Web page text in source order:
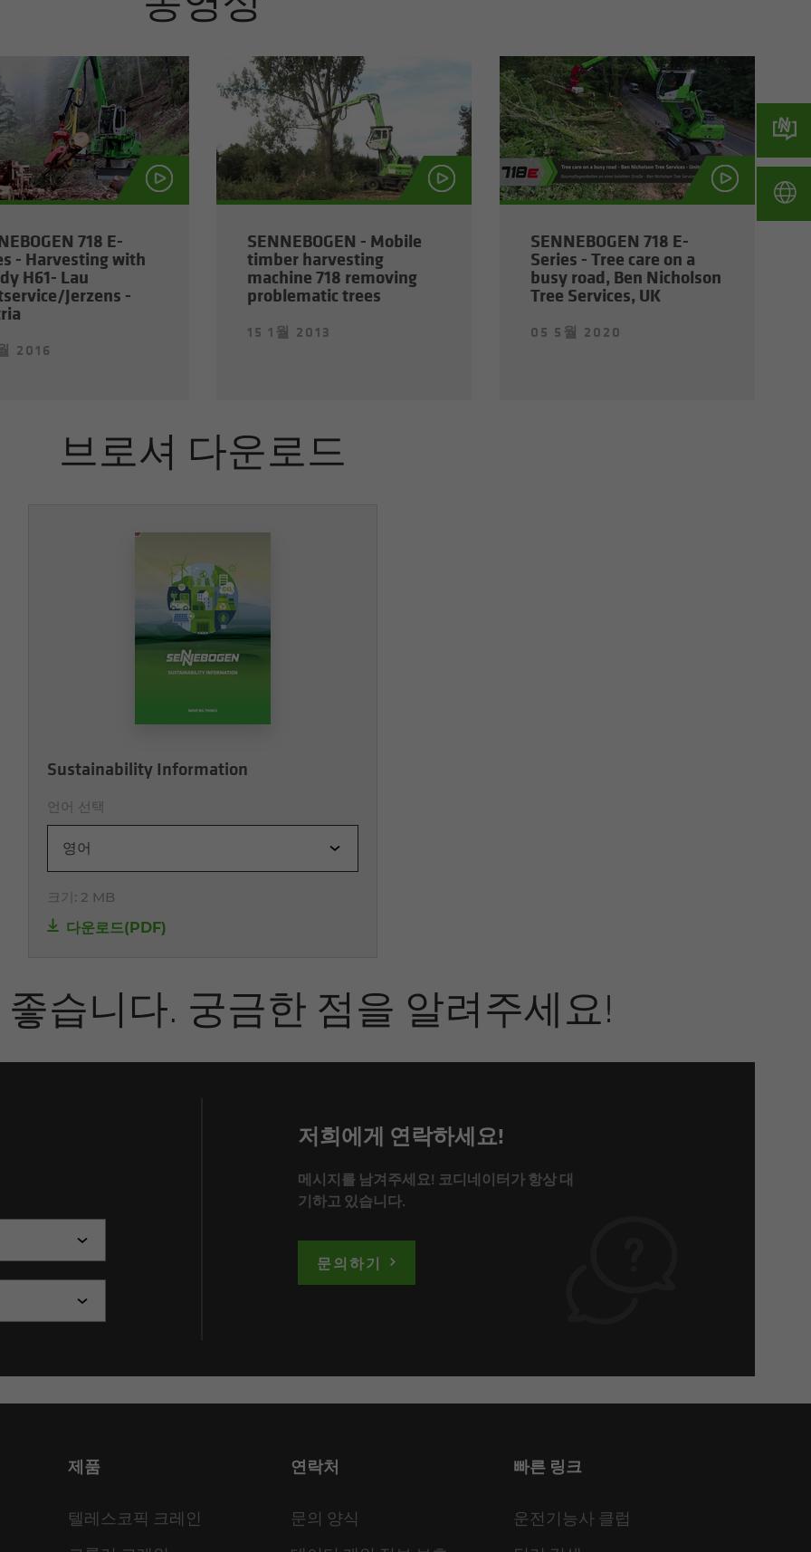
718 E-
- Harvesting with
H61- Lau
Jerzens -
2016
SENNEBOGEN - Mobile
timber harvesting
machine 718 removing
problematic trees
15 1월 2013
SENNEBOGEN 718 E-
Series - Tree care on a
busy road, Ben Nicholson
Tree Services, UK
05 5월 2020
브로셔 다운로드
Sustainability Information
언어 선택
영어
크기: 2 MB
다운로드(PDF)
습니다. 궁금한 점을 알려주세요!
저희에게 연락하세요!
메시지를 남겨주세요! 코디네이터가 항상 대
기하고 있습니다.
문의하기
제품
텔레스코픽 크레인
연락처
문의 양식
빠른 링크
운전기능사 클럽